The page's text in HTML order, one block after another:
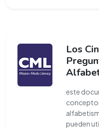
Los
este
pueden